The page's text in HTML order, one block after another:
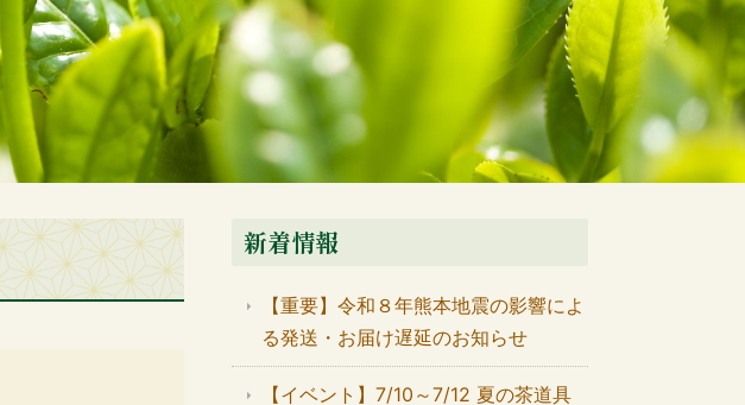
新着情報
【重要】令和８年熊本地震の影響によ
る発送・お届け遅延のお知らせ
【イベント】7/10～7/12 夏の茶道具